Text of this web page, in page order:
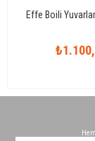
Effe Boili